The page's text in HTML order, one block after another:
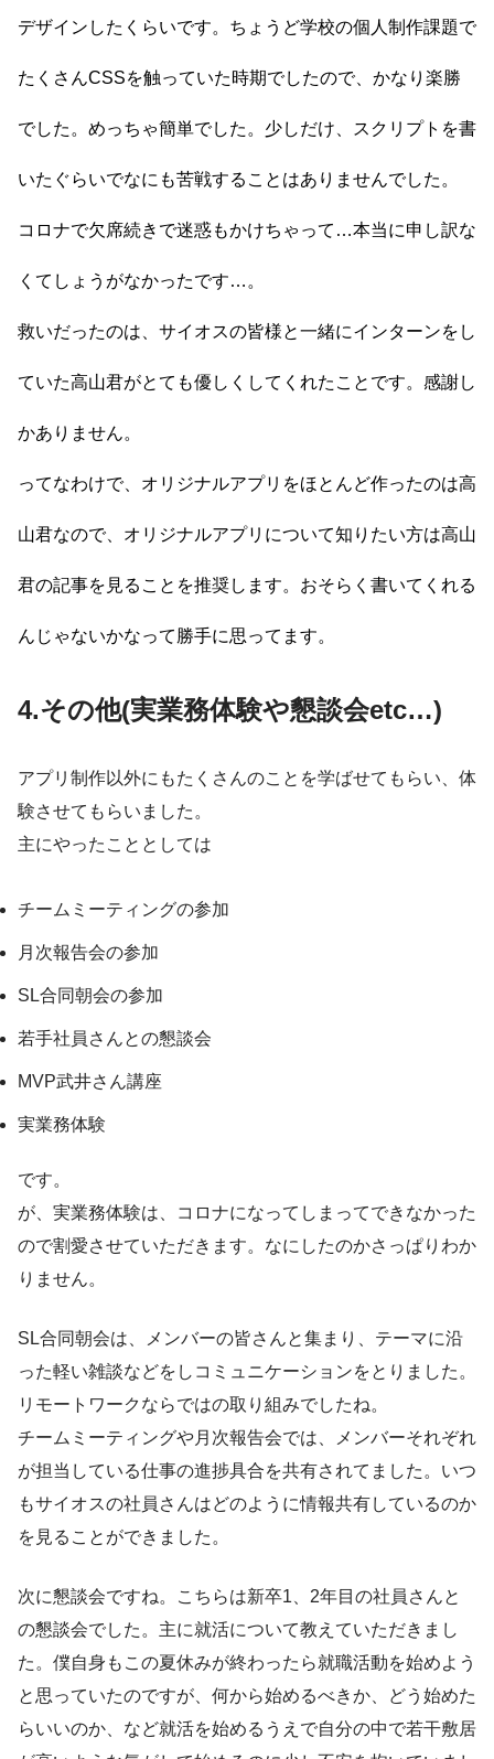
デザインしたくらいです。ちょうど学校の個人制作課題で
たくさんCSSを触っていた時期でしたので、かなり楽勝
でした。めっちゃ簡単でした。少しだけ、スクリプトを書
いたぐらいでなにも苦戦することはありませんでした。
コロナで欠席続きで迷惑もかけちゃって…本当に申し訳な
くてしょうがなかったです…。
救いだったのは、サイオスの皆様と一緒にインターンをし
ていた高山君がとても優しくしてくれたことです。感謝し
かありません。
ってなわけで、オリジナルアプリをほとんど作ったのは高
山君なので、オリジナルアプリについて知りたい方は高山
君の記事を見ることを推奨します。おそらく書いてくれる
んじゃないかなって勝手に思ってます。
4.その他(実業務体験や懇談会etc…)
アプリ制作以外にもたくさんのことを学ばせてもらい、体
験させてもらいました。
主にやったこととしては
チームミーティングの参加
月次報告会の参加
SL合同朝会の参加
若手社員さんとの懇談会
MVP武井さん講座
実業務体験
です。
が、実業務体験は、コロナになってしまってできなかった
ので割愛させていただきます。なにしたのかさっぱりわか
りません。
SL合同朝会は、メンバーの皆さんと集まり、テーマに沿
った軽い雑談などをしコミュニケーションをとりました。
リモートワークならではの取り組みでしたね。
チームミーティングや月次報告会では、メンバーそれぞれ
が担当している仕事の進捗具合を共有されてました。いつ
もサイオスの社員さんはどのように情報共有しているのか
を見ることができました。
次に懇談会ですね。こちらは新卒1、2年目の社員さんと
の懇談会でした。主に就活について教えていただきまし
た。僕自身もこの夏休みが終わったら就職活動を始めよう
と思っていたのですが、何から始めるべきか、どう始めた
らいいのか、など就活を始めるうえで自分の中で若干敷居